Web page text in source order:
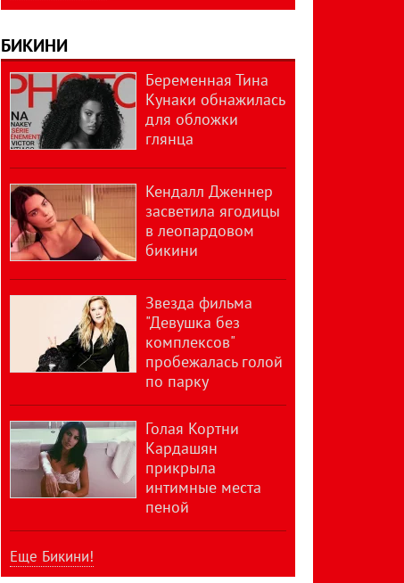
БИКИНИ
Беременная Тина
Кунаки обнажилась
для обложки
глянца
Кендалл Дженнер
засветила ягодицы
в леопардовом
бикини
Звезда фильма
"Девушка без
комплексов"
пробежалась голой
по парку
Голая Кортни
Кардашян
прикрыла
интимные места
пеной
Еще Бикини!